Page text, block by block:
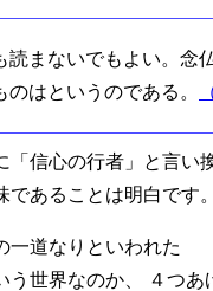
読まないでもよい。念
はというのである。
「信心の行者」と言
あることは明白です。
一道なりといわれた
う世界なのか、 ４つあ